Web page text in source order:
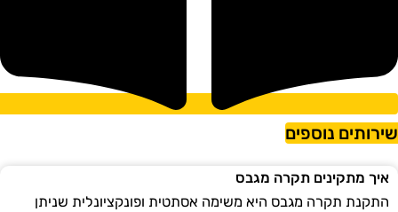
נוספים
איך מתקינים תקרה מגבס
התקנת תקרה מגבס היא משימה אסתטית ופונקציונלית שניתן